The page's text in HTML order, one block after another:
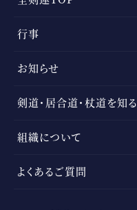
行事
お知らせ
剣道・居合道・杖道を知る
組織について
よくあるご質問